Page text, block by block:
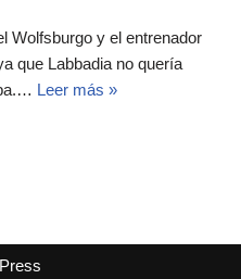
Wolfsburgo y el entrenador
que Labbadia no quería
Leer más »